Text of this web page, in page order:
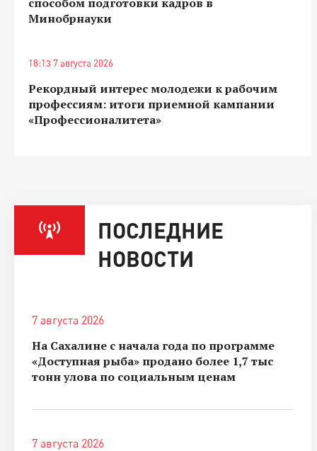
Минобрнауки
18:13 7 августа 2026
Рекордный интерес молодежи к рабочим
профессиям: итоги приемной кампании
«Профессионалитета»
ПОСЛЕДНИЕ
НОВОСТИ
7 августа 2026
На Сахалине с начала года по программе
«Доступная рыба» продано более 1,7 тыс
тонн улова по социальным ценам
7 августа 2026